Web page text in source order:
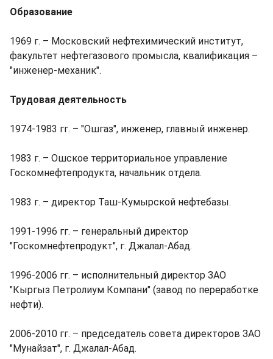
Образование
1969 г. – Московский нефтехимический институт,
факультет нефтегазового промысла, квалификация –
"инженер-механик".
Трудовая деятельность
1974-1983 гг. – "Ошгаз", инженер, главный инженер.
1983 г. – Ошское территориальное управление
Госкомнефтепродукта, начальник отдела.
1983 г. – директор Таш-Кумырской нефтебазы.
1991-1996 гг. – генеральный директор
"Госкомнефтепродукт", г. Джалал-Абад.
1996-2006 гг. – исполнительный директор ЗАО
"Кыргыз Петролиум Компани" (завод по переработке
нефти).
2006-2010 гг. – председатель совета директоров ЗАО
"Мунайзат", г. Джалал-Абад.